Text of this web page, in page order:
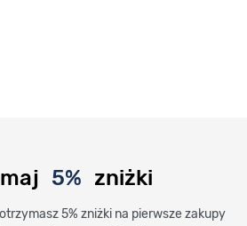
5% zniżki
5% zniżki na pierwsze zakupy